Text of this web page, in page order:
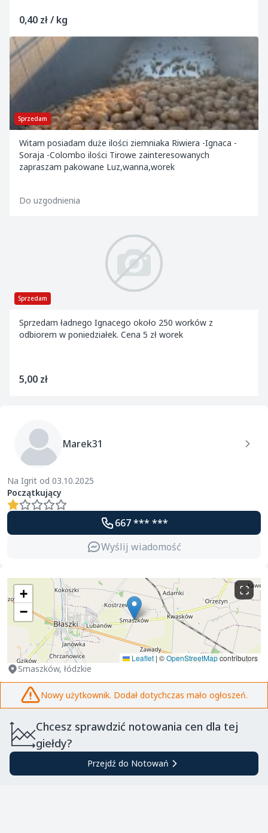
0,40 zł / kg
Sprzedam
Witam posiadam duże ilości ziemniaka Riwiera -Ignaca -
Soraja -Colombo ilości Tirowe zainteresowanych
zapraszam pakowane Luz,wanna,worek
Do uzgodnienia
Sprzedam
Sprzedam ładnego Ignacego około 250 worków z
odbiorem w poniedziałek. Cena 5 zł worek
5,00 zł
Marek31
Na Igrit od 03.10.2025
Początkujący
667 *** ***
Wyślij wiadomość
+
−
Leaflet | ©OpenStreetMapcontributors
Smaszków, łódzkie
Nowy użytkownik. Dodał dotychczas mało ogłoszeń.
Chcesz sprawdzić notowania cen dla tej
giełdy?
Przejdź do Notowań